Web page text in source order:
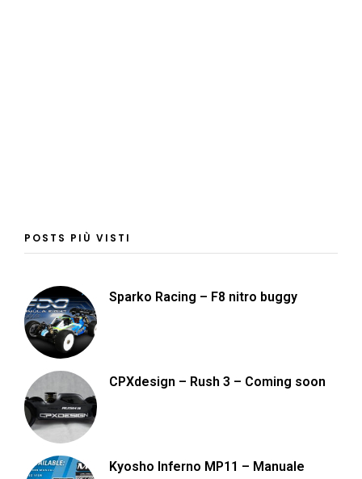
POSTS PIÙ VISTI
Sparko Racing – F8 nitro buggy
CPXdesign – Rush 3 – Coming soon
Kyosho Inferno MP11 – Manuale